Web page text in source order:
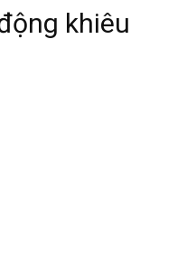
khiêu